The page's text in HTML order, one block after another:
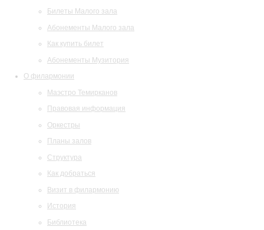
Билеты Малого зала
Абонементы Малого зала
Как купить билет
Абонементы Музитория
О филармонии
Маэстро Темирканов
Правовая информация
Оркестры
Планы залов
Структура
Как добраться
Визит в филармонию
История
Библиотека